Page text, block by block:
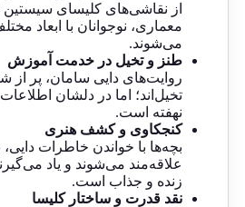
از نقاشی‌های کلیسای
معماری، نوجوانان با ابعاد
می‌شوند.
طنز و تخیل در خدمت آموزش
روایت‌های دایی سامان، پر از
تخیل‌اند؛ اما در دلشان
نهفته است.
کنجکاوی و کشف هنری
بچه‌ها با خواندن خاطرات دایی،
علاقه‌مند می‌شوند و یاد
زنده و جذاب است.
نقد قدرت و ساختار کلیسا